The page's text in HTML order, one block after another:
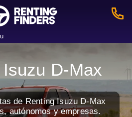
D-Max
de Renting Isuzu D-Max
autónomos y empresas.